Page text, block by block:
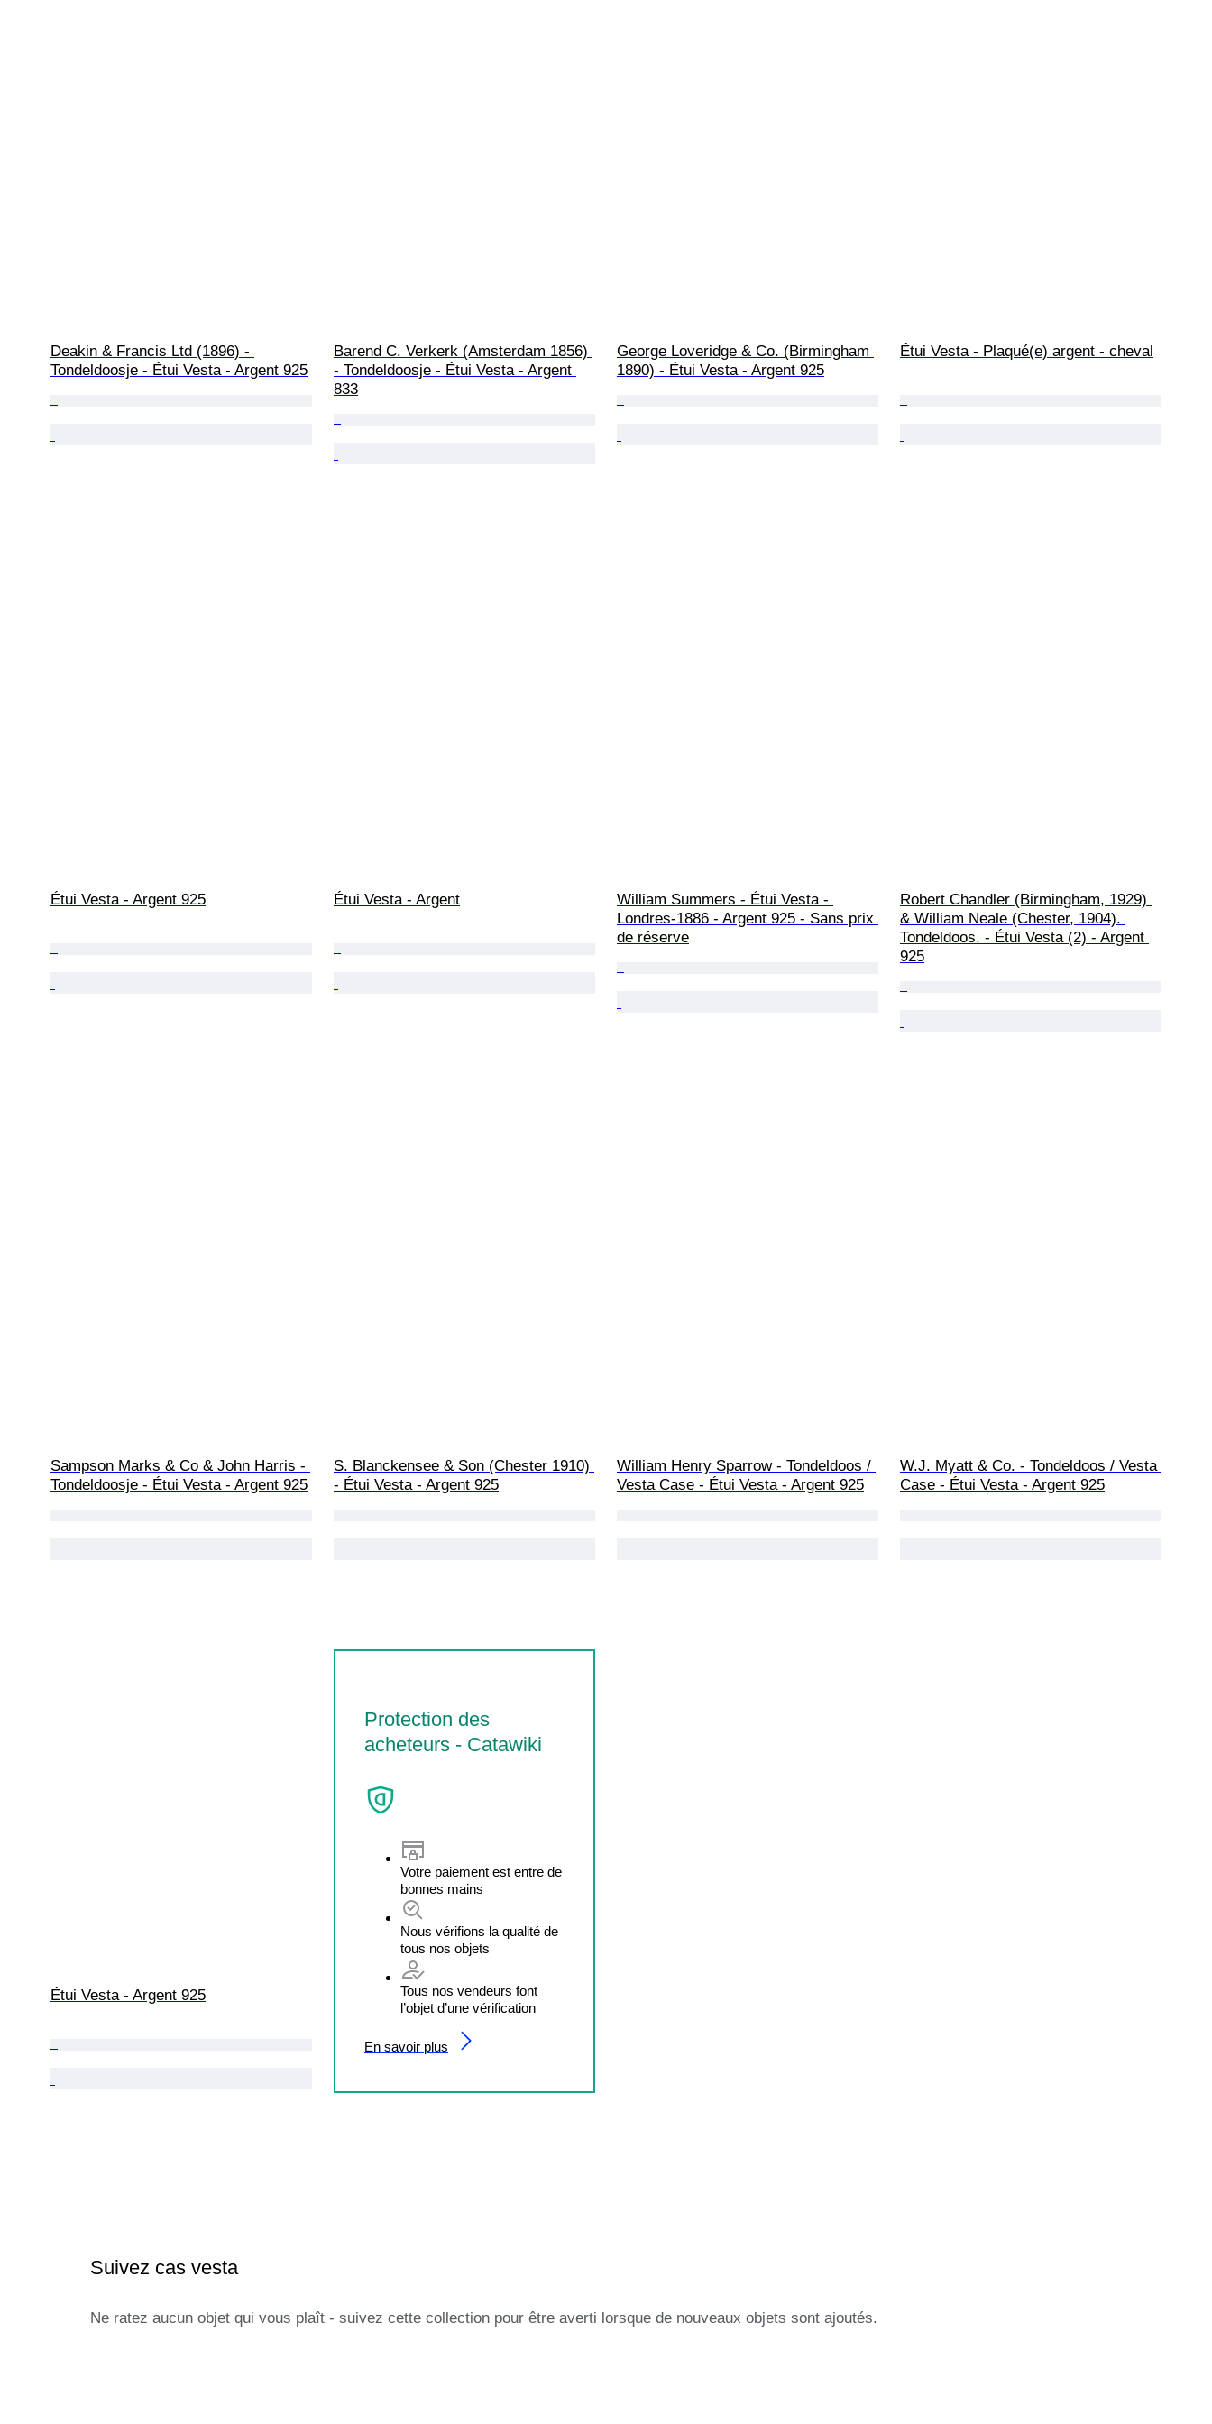
Deakin & Francis Ltd (1896) -
Tondeldoosje - Étui Vesta - Argent 925
Barend C. Verkerk (Amsterdam 1856)
- Tondeldoosje - Étui Vesta - Argent
833
George Loveridge & Co. (Birmingham
1890) - Étui Vesta - Argent 925
Étui Vesta - Plaqué(e) argent - cheval
Étui Vesta - Argent 925 Étui Vesta - Argent
William Summers - Étui Vesta -
Londres-1886 - Argent 925 - Sans prix
de réserve
Robert Chandler (Birmingham, 1929)
& William Neale (Chester, 1904).
Tondeldoos. - Étui Vesta (2) - Argent
925
Sampson Marks & Co & John Harris -
Tondeldoosje - Étui Vesta - Argent 925
S. Blanckensee & Son (Chester 1910)
- Étui Vesta - Argent 925
William Henry Sparrow - Tondeldoos /
Vesta Case - Étui Vesta - Argent 925
W.J. Myatt & Co. - Tondeldoos / Vesta
Case - Étui Vesta - Argent 925
Étui Vesta - Argent 925
Protection des
acheteurs - Catawiki
Votre paiement est entre de
bonnes mains
Nous vérifions la qualité de
tous nos objets
Tous nos vendeurs font
l’objet d’une vérification
En savoir plus
Suivez cas vesta
Ne ratez aucun objet qui vous plaît - suivez cette collection pour être averti lorsque de nouveaux objets sont ajoutés.